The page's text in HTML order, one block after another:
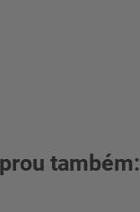
também: